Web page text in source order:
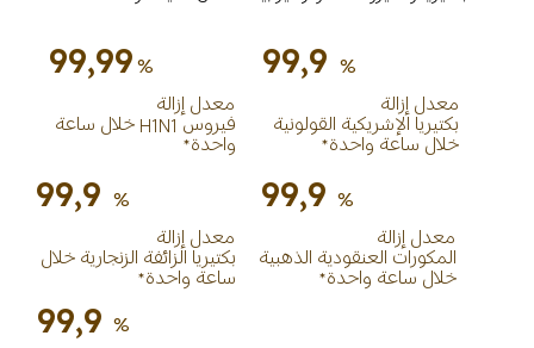
99,99 %
معدل إزالة
فيروس H1N1 خلال ساعة
واحدة*
99,9 %
معدل إزالة
بكتيريا الإشريكية القولونية
خلال ساعة واحدة*
99,9 %
معدل إزالة
بكتيريا الزائفة الزنجارية خلال
ساعة واحدة*
99,9 %
معدل إزالة
المكورات العنقودية الذهبية
خلال ساعة واحدة*
99,9 %